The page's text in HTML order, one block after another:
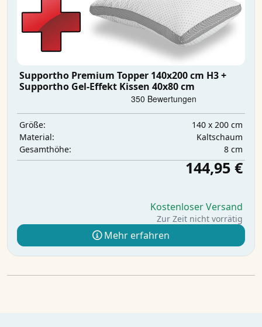
Supportho Premium Topper 140x200 cm H3 +
Supportho Gel-Effekt Kissen 40x80 cm
Größe:
140 x 200 cm
Material:
Kaltschaum
Gesamthöhe:
8 cm
144,95 €
Kostenloser Versand
Zur Zeit nicht vorrätig
Mehr erfahren